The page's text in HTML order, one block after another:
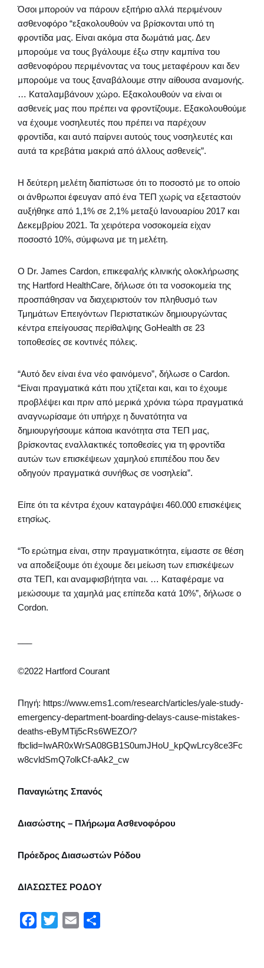
Όσοι μπορούν να πάρουν εξιτήριο αλλά περιμένουν
ασθενοφόρο “εξακολουθούν να βρίσκονται υπό τη
φροντίδα μας. Είναι ακόμα στα δωμάτιά μας. Δεν
μπορούμε να τους βγάλουμε έξω στην καμπίνα του
ασθενοφόρου περιμένοντας να τους μεταφέρουν και δεν
μπορούμε να τους ξαναβάλουμε στην αίθουσα αναμονής.
… Καταλαμβάνουν χώρο. Εξακολουθούν να είναι οι
ασθενείς μας που πρέπει να φροντίζουμε. Εξακολουθούμε
να έχουμε νοσηλευτές που πρέπει να παρέχουν
φροντίδα, και αυτό παίρνει αυτούς τους νοσηλευτές και
αυτά τα κρεβάτια μακριά από άλλους ασθενείς”.
Η δεύτερη μελέτη διαπίστωσε ότι το ποσοστό με το οποίο
οι άνθρωποι έφευγαν από ένα ΤΕΠ χωρίς να εξεταστούν
αυξήθηκε από 1,1% σε 2,1% μεταξύ Ιανουαρίου 2017 και
Δεκεμβρίου 2021. Τα χειρότερα νοσοκομεία είχαν
ποσοστό 10%, σύμφωνα με τη μελέτη.
Ο Dr. James Cardon, επικεφαλής κλινικής ολοκλήρωσης
της Hartford HealthCare, δήλωσε ότι τα νοσοκομεία της
προσπάθησαν να διαχειριστούν τον πληθυσμό των
Τμημάτων Επειγόντων Περιστατικών δημιουργώντας
κέντρα επείγουσας περίθαλψης GoHealth σε 23
τοποθεσίες σε κοντινές πόλεις.
“Αυτό δεν είναι ένα νέο φαινόμενο”, δήλωσε ο Cardon.
“Είναι πραγματικά κάτι που χτίζεται και, και το έχουμε
προβλέψει και πριν από μερικά χρόνια τώρα πραγματικά
αναγνωρίσαμε ότι υπήρχε η δυνατότητα να
δημιουργήσουμε κάποια ικανότητα στα ΤΕΠ μας,
βρίσκοντας εναλλακτικές τοποθεσίες για τη φροντίδα
αυτών των επισκέψεων χαμηλού επιπέδου που δεν
οδηγούν πραγματικά συνήθως σε νοσηλεία”.
Είπε ότι τα κέντρα έχουν καταγράψει 460.000 επισκέψεις
ετησίως.
“Το ερώτημα είναι, στην πραγματικότητα, είμαστε σε θέση
να αποδείξουμε ότι έχουμε δει μείωση των επισκέψεων
στα ΤΕΠ, και αναμφισβήτητα ναι. … Καταφέραμε να
μειώσουμε τα χαμηλά μας επίπεδα κατά 10%”, δήλωσε ο
Cordon.
©2022 Hartford Courant
Πηγή: https://www.ems1.com/research/articles/yale-study-
emergency-department-boarding-delays-cause-mistakes-
deaths-eByMTij5cRs6WEZO/?
fbclid=IwAR0xWrSA08GB1S0umJHoU_kpQwLrcy8ce3Fc
w8cvldSmQ7olkCf-aAk2_cw
Παναγιώτης Σπανός
Διασώστης – Πλήρωμα Ασθενοφόρου
Πρόεδρος Διασωστών Ρόδου
ΔΙΑΣΩΣΤΕΣ ΡΟΔΟΥ